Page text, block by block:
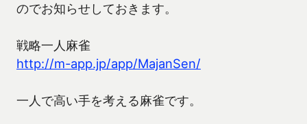
のでお知らせしておきます。
戦略一人麻雀
http://m-app.jp/app/MajanSen/
一人で高い手を考える麻雀です。